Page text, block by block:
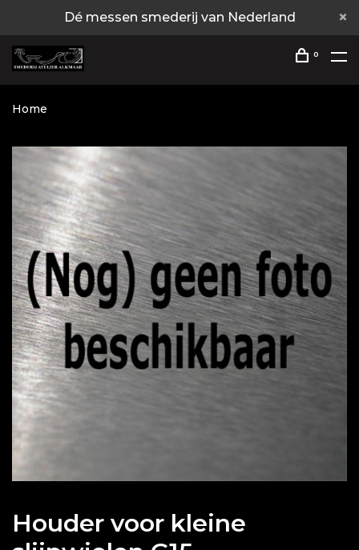
Dé messen smederij van Nederland
0
Home
Houder voor kleine